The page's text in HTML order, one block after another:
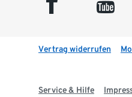
Vertrag widerrufen
Service & Hilfe